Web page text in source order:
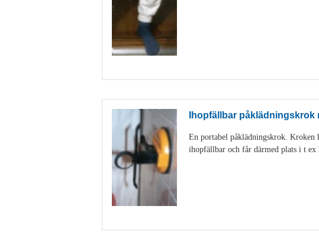
Ihopfällbar
En portabel påklädningskrok. Kroken
ihopfällbar och får därmed plats i t ex